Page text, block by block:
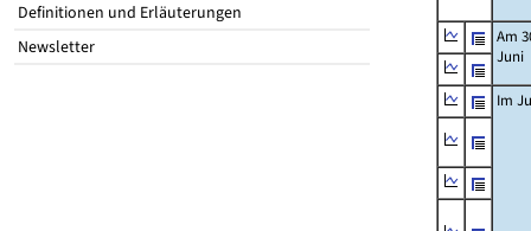
Definitionen und Erläuterungen
Newsletter
Am
Juni
Im